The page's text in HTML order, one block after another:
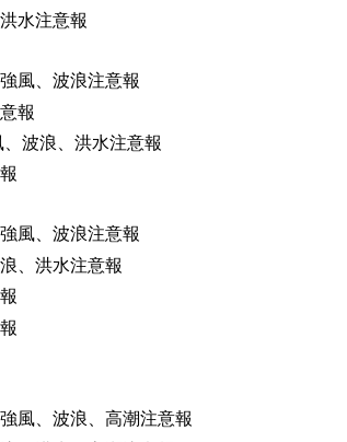
水注意報
風、波浪注意報
報
、波浪、洪水注意報
風、波浪注意報
、洪水注意報
風、波浪、高潮注意報